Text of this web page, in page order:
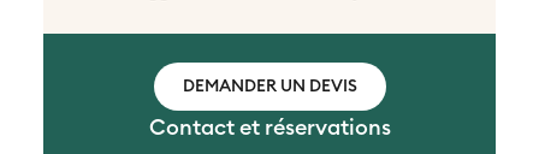
DEMANDER UN DEVIS
Contact et réservations